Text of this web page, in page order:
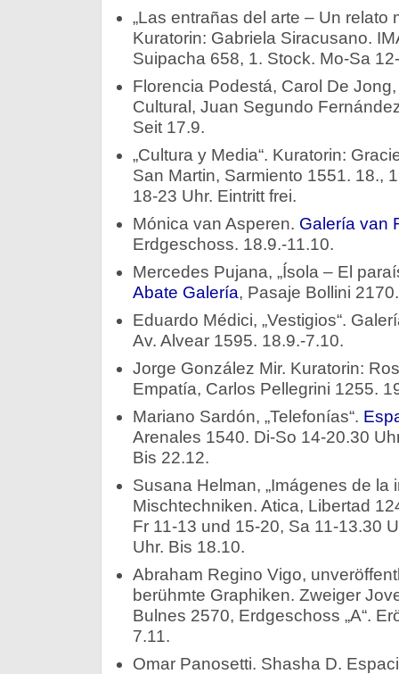
„Las entrañas del arte – Un relato
Kuratorin: Gabriela Siracusano.
Suipacha 658, 1. Stock. Mo-Sa
Florencia Podestá, Carol De
Cultural, Juan Segundo
Seit 17.9.
„Cultura y Media“. Kuratorin:
San Martin, Sarmiento 1551. 18.,
18-23 Uhr. Eintritt frei.
Mónica van Asperen. Galería van
Erdgeschoss. 18.9.-11.10.
Mercedes Pujana, „Ísola – El
Abate Galería, Pasaje Bollini
Eduardo Médici, „Vestigios“.
Av. Alvear 1595. 18.9.-7.10.
Jorge González Mir. Kuratorin:
Empatía, Carlos Pellegrini 1255.
Mariano Sardón, „Telefonías“.
Arenales 1540. Di-So 14-20.30
Bis 22.12.
Susana Helman, „Imágenes de la
Mischtechniken. Atica, Libertad
Fr 11-13 und 15-20, Sa 11-13.30
Uhr. Bis 18.10.
Abraham Regino Vigo,
berühmte Graphiken. Zweiger
Bulnes 2570, Erdgeschoss „A“.
7.11.
Omar Panosetti. Shasha D.